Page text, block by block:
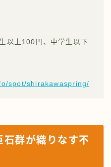
以上100円、中学生以下
spot/shirakawaspring/
石群が織りなす不